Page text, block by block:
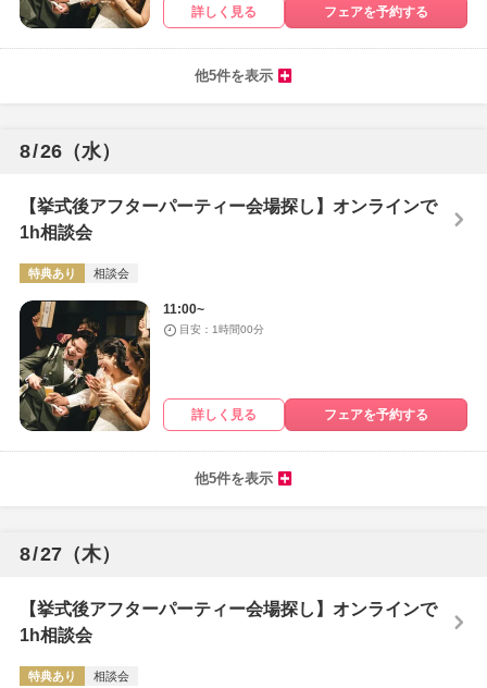
詳しく見る フェアを予約する
他5件を表示
8/26 （水）
【挙式後アフターパーティー会場探し】オンラインで
1h相談会
特典あり 相談会
11:00~
目安：1時間00分
詳しく見る フェアを予約する
他5件を表示
8/27 （木）
【挙式後アフターパーティー会場探し】オンラインで
1h相談会
特典あり 相談会